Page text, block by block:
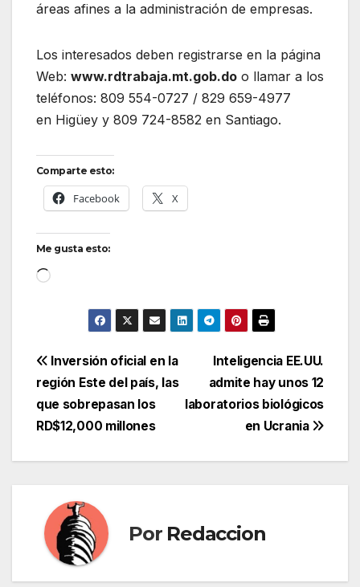
áreas afines a la administración de empresas.
Los interesados deben registrarse en la página
Web: www.rdtrabaja.mt.gob.do o llamar a los
teléfonos: 809 554-0727 / 829 659-4977
en Higüey y 809 724-8582 en Santiago.
Comparte esto:
Facebook X
Me gusta esto:
Cargando...
Navegación
de
entradas
Inteligencia EE.UU.
admite hay unos 12
laboratorios biológicos
en Ucrania
Inversión oficial en la
región Este del país, las
que sobrepasan los
RD$12,000 millones
Por Redaccion